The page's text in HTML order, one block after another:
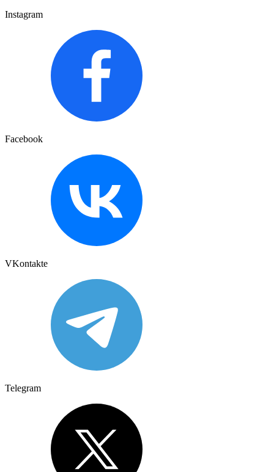
Instagram
Facebook
VKontakte
Telegram